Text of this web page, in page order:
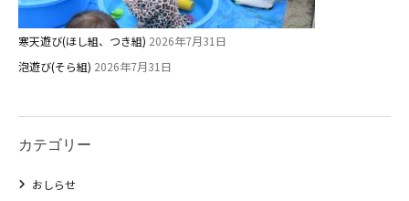
寒天遊び(ほし組、つき組) 2026年7月31日
泡遊び(そら組) 2026年7月31日
カテゴリー
おしらせ